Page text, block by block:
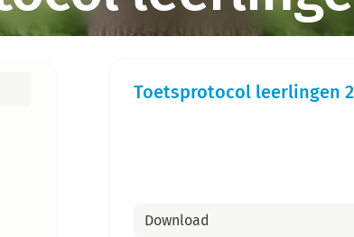
Toetsprotocol leerlingen
Download